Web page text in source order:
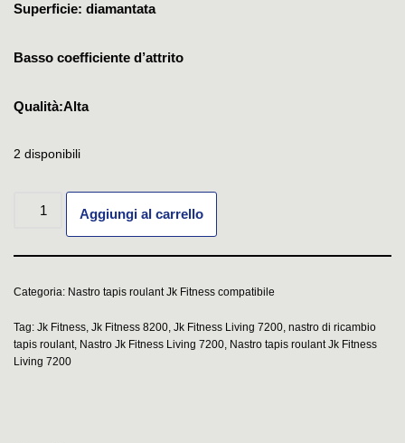
Superficie: diamantata
Basso coefficiente d’attrito
Qualità:Alta
2 disponibili
Aggiungi al carrello
Categoria: Nastro tapis roulant Jk Fitness compatibile
Tag: Jk Fitness, Jk Fitness 8200, Jk Fitness Living 7200, nastro di ricambio
tapis roulant, Nastro Jk Fitness Living 7200, Nastro tapis roulant Jk Fitness
Living 7200